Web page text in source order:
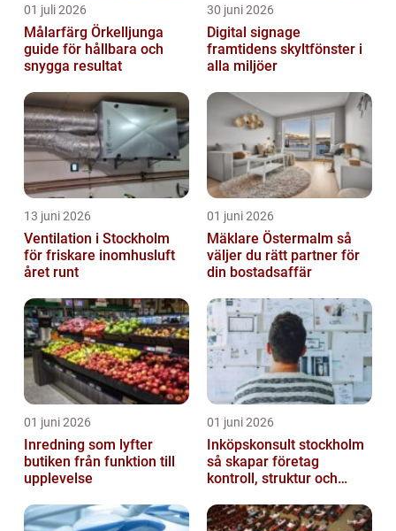
01 juli 2026
Målarfärg Örkelljunga
guide för hållbara och
snygga resultat
30 juni 2026
Digital signage
framtidens skyltfönster i
alla miljöer
13 juni 2026
Ventilation i Stockholm
för friskare inomhusluft
året runt
01 juni 2026
Mäklare Östermalm så
väljer du rätt partner för
din bostadsaffär
01 juni 2026
Inredning som lyfter
butiken från funktion till
upplevelse
01 juni 2026
Inköpskonsult stockholm
så skapar företag
kontroll, struktur och